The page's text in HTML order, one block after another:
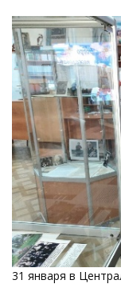
31 января в